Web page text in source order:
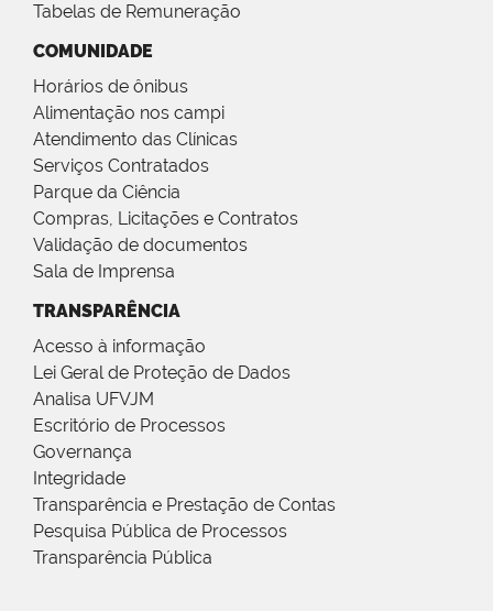
Tabelas de Remuneração
COMUNIDADE
Horários de ônibus
Alimentação nos campi
Atendimento das Clínicas
Serviços Contratados
Parque da Ciência
Compras, Licitações e Contratos
Validação de documentos
Sala de Imprensa
TRANSPARÊNCIA
Acesso à informação
Lei Geral de Proteção de Dados
Analisa UFVJM
Escritório de Processos
Governança
Integridade
Transparência e Prestação de Contas
Pesquisa Pública de Processos
Transparência Pública